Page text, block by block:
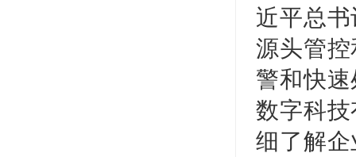
近平总
源头管
警和快
数字科
细了解